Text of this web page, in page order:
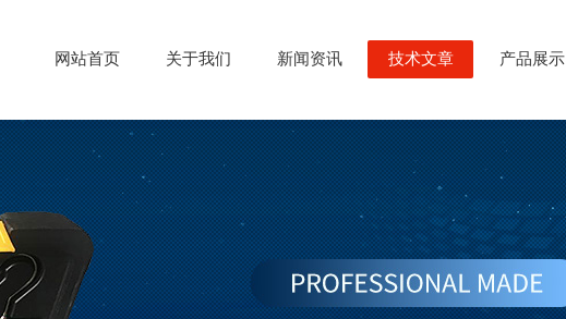
网站首页 关于我们 新闻资讯 技术文章 产品展示